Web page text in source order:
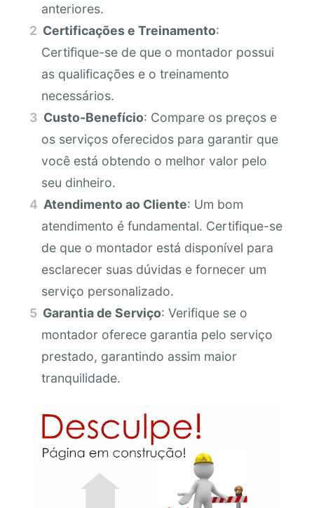
anteriores.
Certificações e Treinamento:
Certifique-se de que o montador possui
as qualificações e o treinamento
necessários.
Custo-Benefício: Compare os preços e
os serviços oferecidos para garantir que
você está obtendo o melhor valor pelo
seu dinheiro.
Atendimento ao Cliente: Um bom
atendimento é fundamental. Certifique-se
de que o montador está disponível para
esclarecer suas dúvidas e fornecer um
serviço personalizado.
Garantia de Serviço: Verifique se o
montador oferece garantia pelo serviço
prestado, garantindo assim maior
tranquilidade.